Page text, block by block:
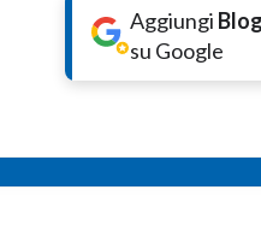
Aggiungi
su Google